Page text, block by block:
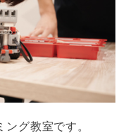
グ教室です。